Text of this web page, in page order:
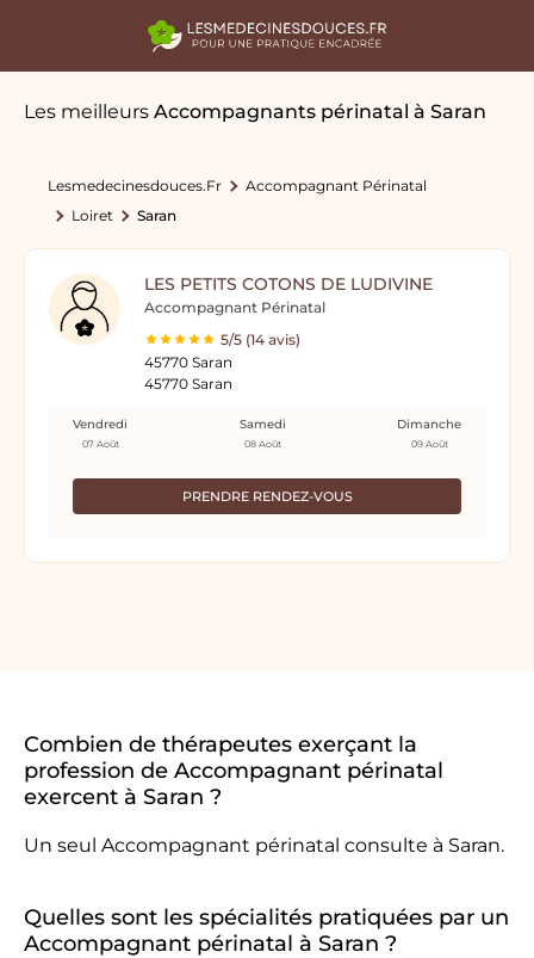
Les meilleurs Accompagnants périnatal à Saran
Lesmedecinesdouces.fr
Accompagnant Périnatal
Loiret
Saran
LES PETITS COTONS DE LUDIVINE
Accompagnant Périnatal
5/5 (14 avis)
45770 Saran
45770 Saran
PRENDRE RENDEZ-VOUS
Vendredi
07 Août
Samedi
08 Août
Dimanche
09 Août
Combien de thérapeutes exerçant la
profession de Accompagnant périnatal
exercent à Saran ?
Un seul Accompagnant périnatal consulte à Saran.
Quelles sont les spécialités pratiquées par un
Accompagnant périnatal à Saran ?